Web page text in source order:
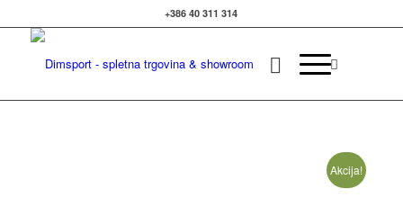
+386 40 311 314
Akcija!
Izvedite več OK, sprejmi piškotke.